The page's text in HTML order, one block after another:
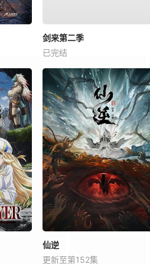
剑来第二季
已完结
仙逆
更新至第152集